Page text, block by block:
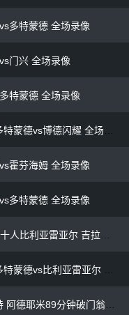
多特蒙德 全场录像
门兴 全场录像
特蒙德 全场录像
霍芬海姆 全场录像
多特蒙德 全场录像